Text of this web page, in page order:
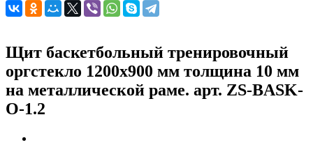
Щит баскетбольный тренировочный
оргстекло 1200х900 мм толщина 10 мм
на металлической раме. арт. ZS-BASK-
O-1.2